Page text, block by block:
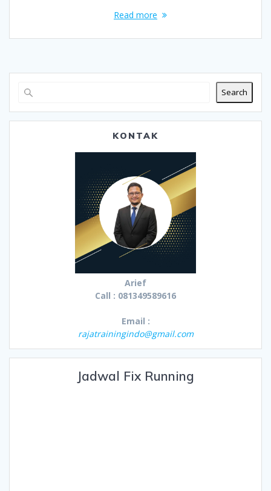
Read more
Search
KONTAK
Arief
Call : 081349589616
Email :
rajatrainingindo@gmail.com
Jadwal Fix Running